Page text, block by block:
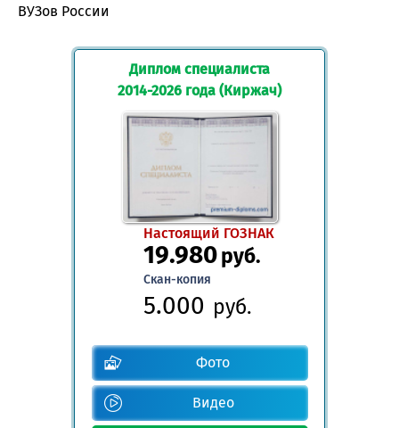
ВУЗов России
Диплом специалиста
2014-2026 года (Киржач)
Настоящий ГОЗНАК
19.980руб.
Скан-копия
5.000 руб.
Фото
Видео